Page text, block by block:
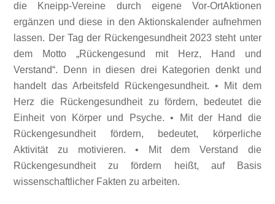
die Kneipp-Vereine durch eigene Vor-OrtAktionen
ergänzen und diese in den Aktionskalender aufnehmen
lassen. Der Tag der Rückengesundheit 2023 steht unter
dem Motto „Rückengesund mit Herz, Hand und
Verstand“. Denn in diesen drei Kategorien denkt und
handelt das Arbeitsfeld Rückengesundheit. • Mit dem
Herz die Rückengesundheit zu fördern, bedeutet die
Einheit von Körper und Psyche. • Mit der Hand die
Rückengesundheit fördern, bedeutet, körperliche
Aktivität zu motivieren. • Mit dem Verstand die
Rückengesundheit zu fördern heißt, auf Basis
wissenschaftlicher Fakten zu arbeiten.